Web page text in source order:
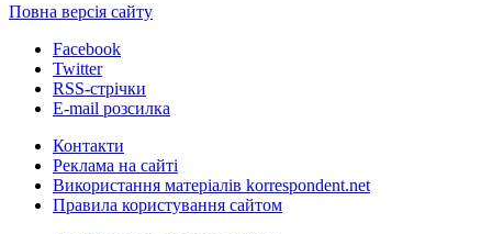
Повна версія сайту
Facebook
Twitter
RSS-стрічки
E-mail розсилка
Контакти
Реклама на сайті
Використання матеріалів korrespondent.net
Правила користування сайтом